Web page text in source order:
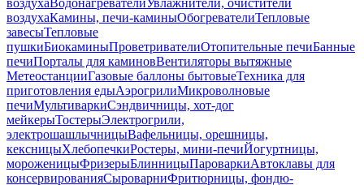
воздухаВодонагревателиУвлажнители, очистители
воздухаКамины, печи-каминыОбогревателиТепловые
завесыТепловые
пушкиБиокаминыПроветривателиОтопительные печиБанные
печиПорталы для каминовВентиляторы вытяжные
МетеостанцииГазовые баллоны бытовыеТехника для
приготовления едыАэрогрилиМикроволновые
печиМультиваркиСэндвичницы, хот-дог
мейкерыТостерыЭлектрогрили,
электрошашлычницыВафельницы, орешницы,
кексницыХлебопечкиРостеры, мини-печиЙогуртницы,
мороженицыФризерыБлинницыПароваркиАвтоклавы для
консервированияСыроварниФритюрницы, фондю-